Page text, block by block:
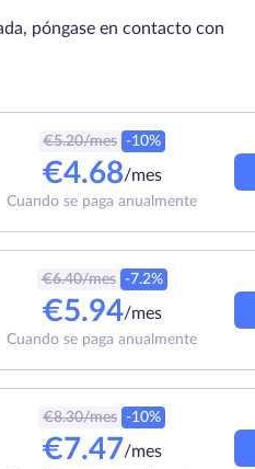
póngase en contacto con
€5.20/mes -10%
€4.68/mes
Cuando se paga anualmente
€6.40/mes -7.2%
€5.94/mes
Cuando se paga anualmente
€8.30/mes -10%
€7.47/mes